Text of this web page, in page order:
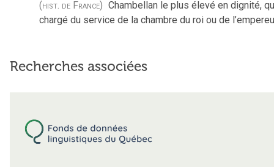
(hist. de France) Chambellan le plus élevé en dignité,
chargé du service de la chambre du roi ou de
Recherches associées